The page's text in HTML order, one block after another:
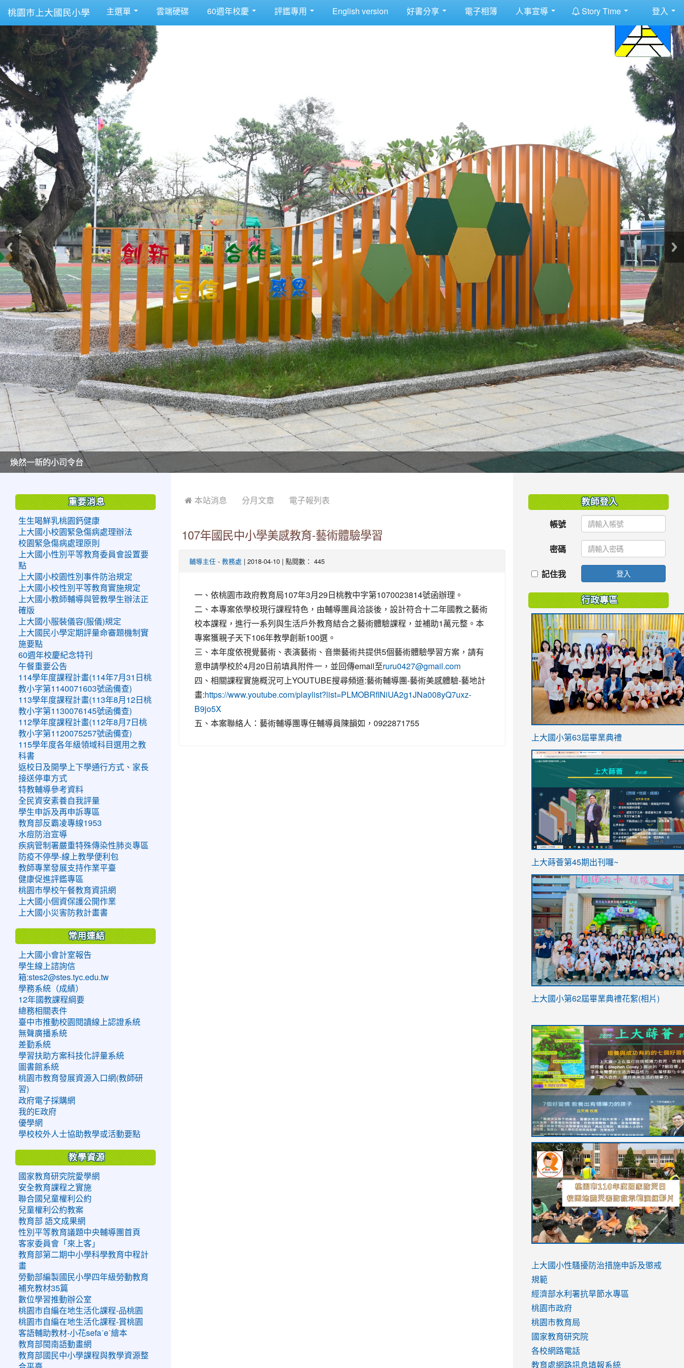
桃園市上大國民小學 主選單 雲端硬碟 60週年校慶 評鑑專用 English version 好書分享 電子相簿 人事宣導 Story Time 登入
美麗的操場是我們活力的來源
美麗的操場是我們活力的來源
煥然一新的小司令台
煥然一新的小司令台
富含桃園埤塘田園風光意象的中廊
富含桃園埤塘田園風光意象的中廊
嶄新的中庭廣場
嶄新的中庭廣場
水生池生生不息
水生池生生不息
 本站消息 分月文章 電子報列表
107年國民中小學美感教育-藝術體驗學習
輔導主任 - 教務處 | 2018-04-10 | 點閱數： 445
一、依桃園市政府教育局107年3月29日桃教中字第1070023814號函辦理。
二、本專案依學校現行課程特色，由輔導團員洽談後，設計符合十二年國教之藝術
校本課程，進行一系列與生活戶外教育結合之藝術體驗課程，並補助1萬元整。本
專案獲親子天下106年教學創新100選。
三、本年度依視覺藝術、表演藝術、音樂藝術共提供5個藝術體驗學習方案，請有
意申請學校於4月20日前填具附件一，並回傳email至ruru0427@gmail.com
四、相關課程實施概況可上YOUTUBE搜尋頻道:藝術輔導團-藝術美感體驗-藝地計
畫:https://www.youtube.com/playlist?list=PLMOBRfINiUA2g1JNa008yQ7uxz-
B9jo5X
五、本案聯絡人：藝術輔導團專任輔導員陳韻如，0922871755
重要消息
生生喝鮮乳桃園鈣健康
上大國小校園緊急傷病處理辦法
校園緊急傷病處理原則
上大國小性別平等教育委員會設置要
點
上大國小校園性別事件防治規定
上大國小校性別平等教育實施規定
上大國小教師輔導與管教學生辦法正
確版
上大國小服裝儀容(服儀)規定
上大國民小學定期評量命審題機制實
施要點
60週年校慶紀念特刊
午餐重要公告
114學年度課程計畫(114年7月31日桃
教小字第1140071603號函備查)
113學年度課程計畫(113年8月12日桃
教小字第1130076145號函備查)
112學年度課程計畫(112年8月7日桃
教小字第1120075257號函備查)
115學年度各年級領域科目選用之教
科書
返校日及開學上下學通行方式、家長
接送停車方式
特教輔導參考資料
全民資安素養自我評量
學生申訴及再申訴專區
教育部反霸凌專線1953
水痘防治宣導
疾病管制署嚴重特殊傳染性肺炎專區
防疫不停學-線上教學便利包
教師專業發展支持作業平臺
健康促進評鑑專區
桃園市學校午餐教育資訊網
上大國小個資保護公開作業
上大國小災害防救計畫書
常用連結
上大國小會計室報告
學生線上諮詢信
箱:stes2@stes.tyc.edu.tw
學務系統（成績）
12年國教課程綱要
總務相關表件
臺中市推動校園閱讀線上認證系統
無聲廣播系統
差勤系統
學習扶助方案科技化評量系統
圖書館系統
桃園市教育發展資源入口網(教師研
習)
政府電子採購網
我的E政府
優學網
學校校外人士協助教學或活動要點
教學資源
國家教育研究院愛學網
安全教育課程之實施
聯合國兒童權利公約
兒童權利公約教案
教育部 語文成果網
性別平等教育議題中央輔導團首頁
客家委員會「來上客」
教育部第二期中小學科學教育中程計
畫
勞動部編製國民小學四年級勞動教育
補充教材35篇
數位學習推動辦公室
桃園市自編在地生活化課程-品桃園
桃園市自編在地生活化課程-賞桃園
客語輔助教材-小花sefaˊeˋ繪本
教育部閩南語動畫網
教育部國民中小學課程與教學資源整
教師登入
帳號
密碼
記住我 登入
行政專區
link
https://sites.google.com/stes.tyc.edu.tw/
上大國小第63屆畢業典禮
link
ink
https://sites.google.com/stes.tyc.edu.tw/
link
https://sites.google.com/stes.tyc.edu.tw/
上大蒔薈第45期出刊囉~
link
YfDQppRvyMk686kIw6SBbssEIZ6WnT/
usp=sharing
上大國小第62屆畢業典禮花絮(相片)
to
https://drive.google.com/file/d/1I-
YfDQppRvyMk686kIw6SBbssEIZ6WnT/
usp=sharing
to
https://sites.google.com/stes.tyc.edu.tw/
link
to
https://sites.google.com/stes.tyc.edu.tw/
link
to
https://drive.google.com/file/d/
usp=sharing
link
to
https://youtu.be/jJOMVWY3-
8M
link
to
https://drive.google.com/file/d/
usp=sharing
to
https://www.youtube.com/watch?
v=hC_gdZndU9s
to
https://www.youtube.com/watch?
v=hC_gdZndU9s
link
to
https://www.youtube.com/watch?
v=mfpNykQ0g4M
上大國小性騷擾防治措施申訴及懲戒
規範
經濟部水利署抗旱節水專區
桃園市政府
桃園市教育局
國家教育研究院
各校網路電話
教育處網路訊息填報系統